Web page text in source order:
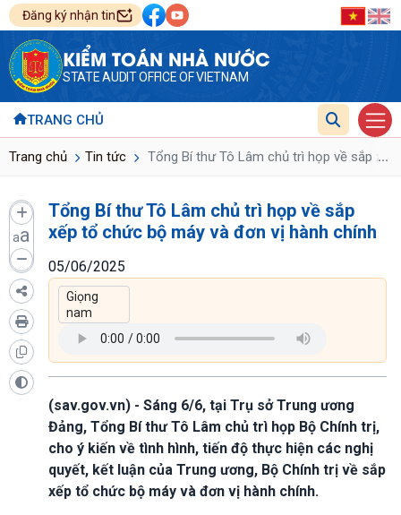
Đăng ký nhận tin
KIỂM TOÁN NHÀ NƯỚC
STATE AUDIT OFFICE OF VIETNAM
TRANG CHỦ
Trang chủ Tin tức Tổng Bí thư Tô Lâm chủ trì họp về sắp ...
aa
Tổng Bí thư Tô Lâm chủ trì họp về sắp
xếp tổ chức bộ máy và đơn vị hành chính
05/06/2025
(sav.gov.vn) - Sáng 6/6, tại Trụ sở Trung ương
Đảng, Tổng Bí thư Tô Lâm chủ trì họp Bộ Chính trị,
cho ý kiến về tình hình, tiến độ thực hiện các nghị
quyết, kết luận của Trung ương, Bộ Chính trị về sắp
xếp tổ chức bộ máy và đơn vị hành chính.